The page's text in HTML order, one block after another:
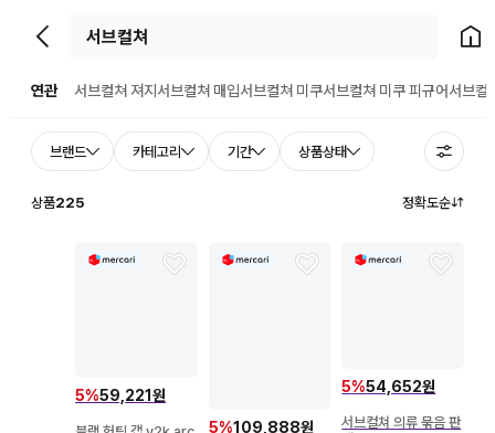
뒤로가기 홈으
연관 서브컬쳐 져지서브컬쳐 매입서브컬쳐 미쿠서브컬쳐 미쿠 피규어서브컬
브랜드 카테고리 기간 상품상태
상품225 정확도순
5%59,221원
5%109,888원
5%54,652원
서브컬쳐 의류 묶음 판